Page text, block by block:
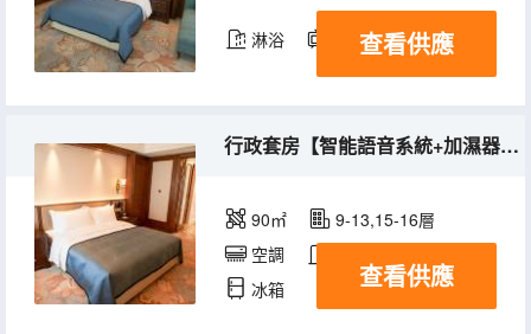
淋浴 電視機 冰箱
查看供應
行政套房【智能語音系統+加濕器+小冰箱】
90㎡
9-13,15-16層
空調
冰箱
查看供應